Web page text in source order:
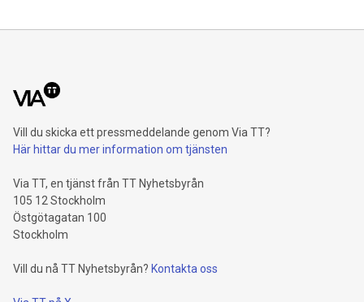
Vill du skicka ett pressmeddelande genom Via TT?
Här hittar du mer information om tjänsten
Via TT, en tjänst från TT Nyhetsbyrån
105 12 Stockholm
Östgötagatan 100
Stockholm
Vill du nå TT Nyhetsbyrån? Kontakta oss